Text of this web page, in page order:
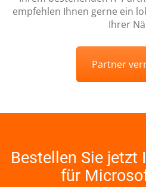
empfehlen Ihnen gerne ein
Ihrer
Partner
Bestellen Sie jetzt
für